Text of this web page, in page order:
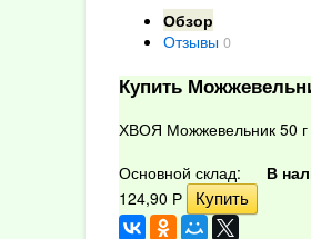
Обзор
Отзывы 0
Купить
ХВОЯ Можжевельник 50 г
Основной склад:
В
124,90 Р